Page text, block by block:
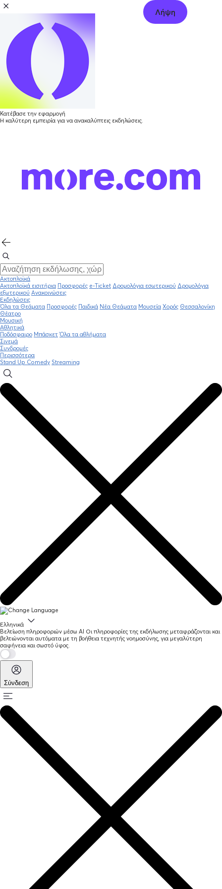
Κατέβασε την εφαρμογή
Η καλύτερη εμπειρία για να ανακαλύπτεις εκδηλώσεις.
Λήψη
Ακτοπλοϊκά
Ακτοπλοϊκά εισιτήρια Προσφορές e-Ticket Δρομολόγια εσωτερικού Δρομολόγια
εξωτερικού Ανακοινώσεις
Εκδηλώσεις
Όλα τα Θεάματα Προσφορές Παιδικά Νέα Θεάματα Μουσεία Χορός Θεσσαλονίκη
Θέατρο
Μουσική
Αθλητικά
Ποδόσφαιρο Μπάσκετ Όλα τα αθλήματα
Σινεμά
Συνδρομές
Περισσότερα
Stand Up Comedy Streaming
Ελληνικά
Βελτίωση πληροφοριών μέσω AI Οι πληροφορίες της εκδήλωσης μεταφράζονται και
βελτιώνονται αυτόματα με τη βοήθεια τεχνητής νοημοσύνης, για μεγαλύτερη
σαφήνεια και σωστό ύφος.
Σύνδεση